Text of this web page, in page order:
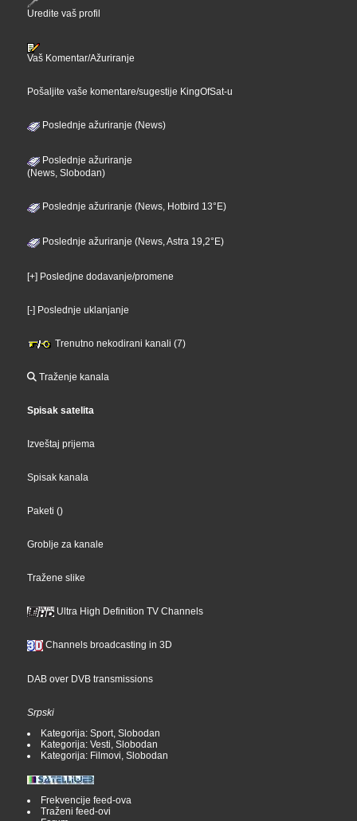
Uredite vaš profil
Vaš Komentar/Ažuriranje
Pošaljite vaše komentare/sugestije KingOfSat-u
Poslednje ažuriranje (News)
Poslednje ažuriranje
(News, Slobodan)
Poslednje ažuriranje (News, Hotbird 13°E)
Poslednje ažuriranje (News, Astra 19,2°E)
[+] Posledjne dodavanje/promene
[-] Poslednje uklanjanje
Trenutno nekodirani kanali (7)
Traženje kanala
Spisak satelita
Izveštaj prijema
Spisak kanala
Paketi ()
Groblje za kanale
Tražene slike
Ultra High Definition TV Channels
Channels broadcasting in 3D
DAB over DVB transmissions
Srpski
Kategorija: Sport, Slobodan
Kategorija: Vesti, Slobodan
Kategorija: Filmovi, Slobodan
Frekvencije feed-ova
Traženi feed-ovi